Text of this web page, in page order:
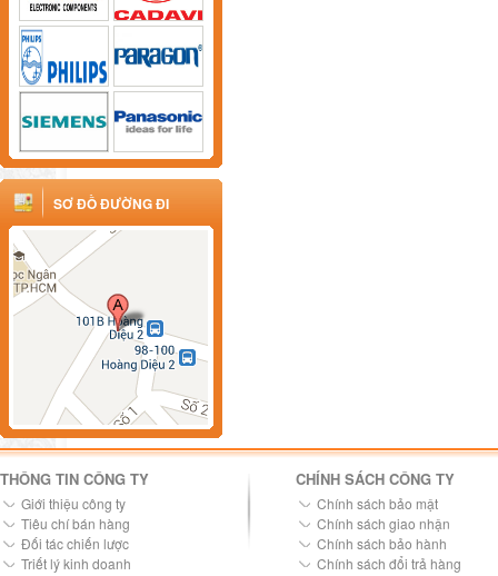
SƠ ĐỒ ĐƯỜNG ĐI
THÔNG TIN CÔNG TY
Giới thiệu công ty
Tiêu chí bán hàng
Đối tác chiến lược
Triết lý kinh doanh
CHÍNH SÁCH CÔNG TY
Chính sách bảo mật
Chính sách giao nhận
Chính sách bảo hành
Chính sách đổi trả hàng